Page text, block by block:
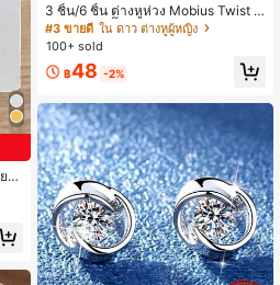
แ
3 ชิ้น/6 ชิ้น ต่างหูห่วง Mobius Twist K
not ต่างหูสตั๊ด Starburst โลหะผสมทอง
แดงฝังเพชร คิวบิกเซอร์โคเนีย เหมาะ
สำหรับสวมใส่ในชีวิตประจำวันสำหรับผู้
หญิง
#3 ขายดี ใน ดาว ต่างหูผู้หญิง
100+ sold
฿48 -2%